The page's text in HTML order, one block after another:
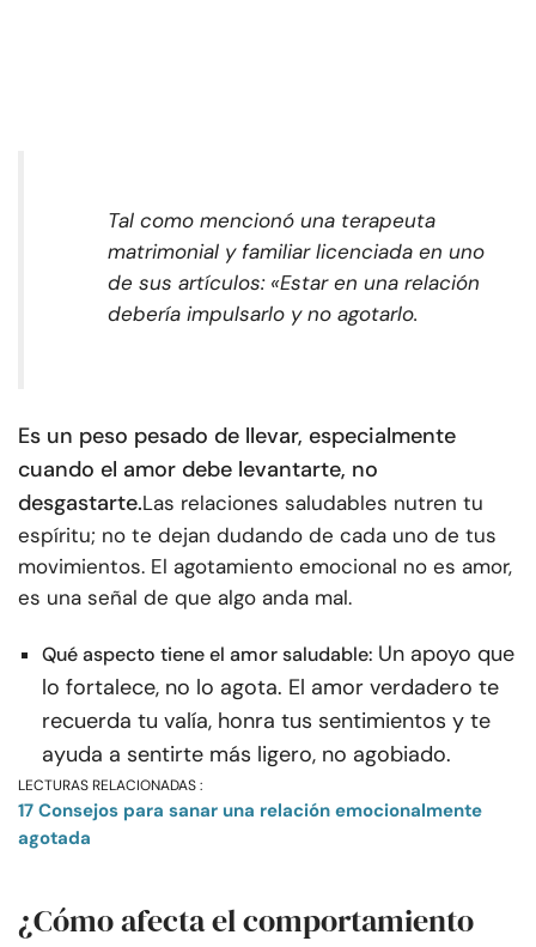
Tal como mencionó una terapeuta
matrimonial y familiar licenciada en uno
de sus artículos: «Estar en una relación
debería impulsarlo y no agotarlo.
Es un peso pesado de llevar, especialmente
cuando el amor debe levantarte, no
desgastarte.Las relaciones saludables nutren tu
espíritu; no te dejan dudando de cada uno de tus
movimientos. El agotamiento emocional no es amor,
es una señal de que algo anda mal.
Qué aspecto tiene el amor saludable: Un apoyo que
lo fortalece, no lo agota. El amor verdadero te
recuerda tu valía, honra tus sentimientos y te
ayuda a sentirte más ligero, no agobiado.
LECTURAS RELACIONADAS :
17 Consejos para sanar una relación emocionalmente
agotada
¿Cómo afecta el comportamiento